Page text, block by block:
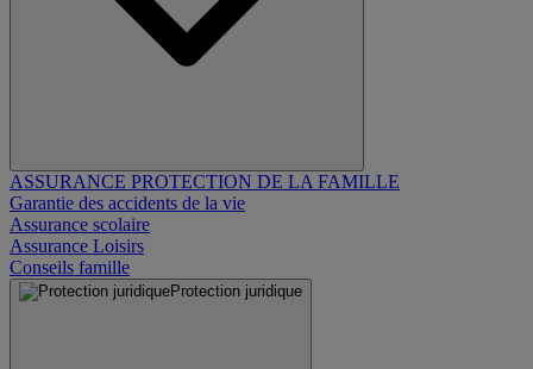
ASSURANCE PROTECTION DE LA FAMILLE
Garantie des accidents de la vie
Assurance scolaire
Assurance Loisirs
Conseils famille
Protection juridique